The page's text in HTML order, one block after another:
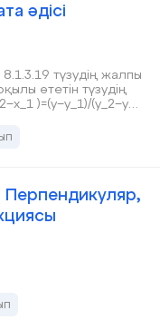
әдісі
Перпендикуляр,